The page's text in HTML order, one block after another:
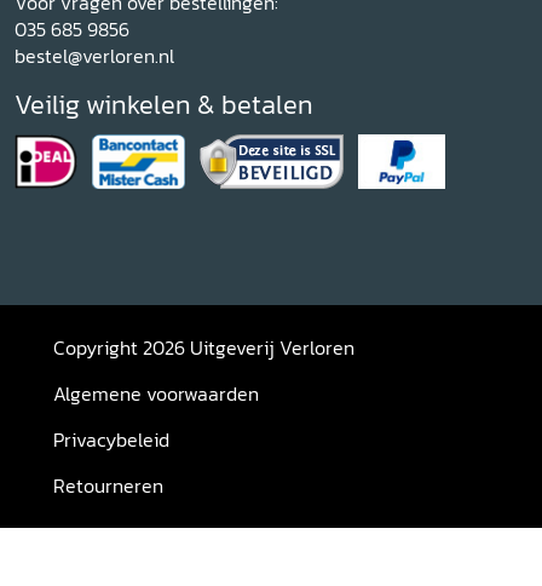
035 685 9856
bestel@verloren.nl
Veilig winkelen & betalen
Copyright 2026 Uitgeverij Verloren
Algemene voorwaarden
Privacybeleid
Retourneren